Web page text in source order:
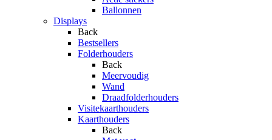
Ballonnen
Displays
Back
Bestsellers
Folderhouders
Back
Meervoudig
Wand
Draadfolderhouders
Visitekaarthouders
Kaarthouders
Back